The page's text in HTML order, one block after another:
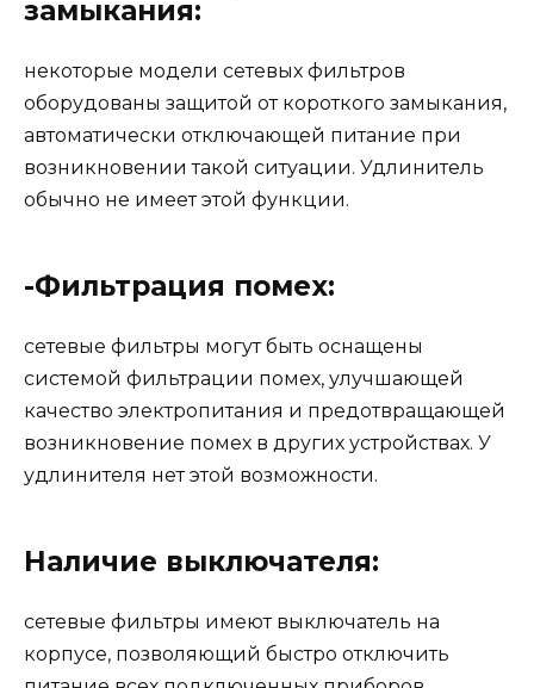
замыкания:
некоторые модели сетевых фильтров
оборудованы защитой от короткого замыкания,
автоматически отключающей питание при
возникновении такой ситуации. Удлинитель
обычно не имеет этой функции.
-Фильтрация помех:
сетевые фильтры могут быть оснащены
системой фильтрации помех, улучшающей
качество электропитания и предотвращающей
возникновение помех в других устройствах. У
удлинителя нет этой возможности.
Наличие выключателя:
сетевые фильтры имеют выключатель на
корпусе, позволяющий быстро отключить